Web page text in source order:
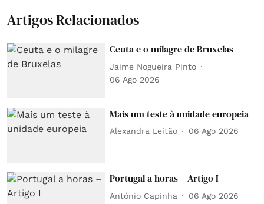
Artigos Relacionados
Ceuta e o milagre de Bruxelas
Jaime Nogueira Pinto
06 Ago 2026
Mais um teste à unidade europeia
Alexandra Leitão 06 Ago 2026
Portugal a horas – Artigo I
António Capinha 06 Ago 2026